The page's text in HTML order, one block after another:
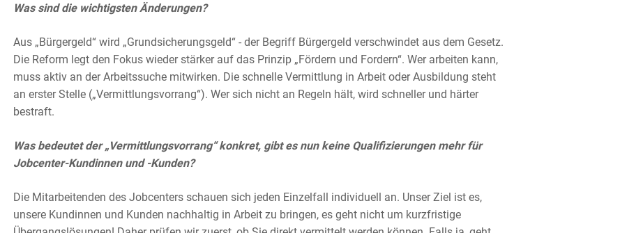
Was sind die wichtigsten Änderungen?
Aus „Bürgergeld“ wird „Grundsicherungsgeld“ - der Begriff Bürgergeld verschwindet aus dem Gesetz.
Die Reform legt den Fokus wieder stärker auf das Prinzip „Fördern und Fordern“. Wer arbeiten kann,
muss aktiv an der Arbeitssuche mitwirken. Die schnelle Vermittlung in Arbeit oder Ausbildung steht
an erster Stelle („Vermittlungsvorrang“). Wer sich nicht an Regeln hält, wird schneller und härter
bestraft.
Was bedeutet der „Vermittlungsvorrang“ konkret, gibt es nun keine Qualifizierungen mehr für
Jobcenter-Kundinnen und -Kunden?
Die Mitarbeitenden des Jobcenters schauen sich jeden Einzelfall individuell an. Unser Ziel ist es,
unsere Kundinnen und Kunden nachhaltig in Arbeit zu bringen, es geht nicht um kurzfristige